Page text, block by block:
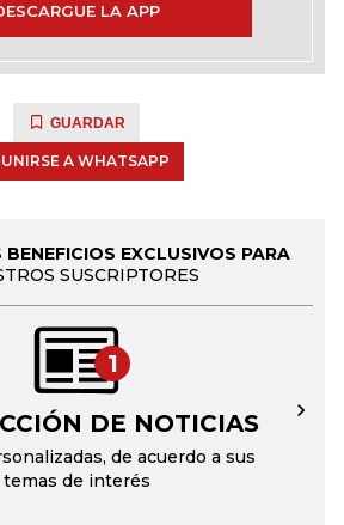
LA APP
GUARDAR
UNIRSE A WHATSAPP
EXCLUSIVOS PARA
SUSCRIPTORES
1
DE NOTICIAS
de acuerdo a sus
temas de interés
→